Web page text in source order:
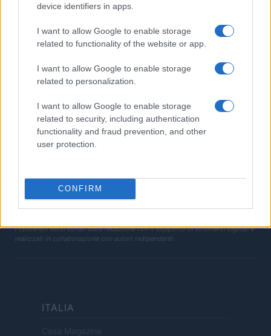
device identifiers in apps.
I want to allow Google to enable storage
related to functionality of the website or app.
I want to allow Google to enable storage
related to personalization.
I want to allow Google to enable storage
related to security, including authentication
functionality and fraud prevention, and other
user protection.
CONFIRM
Chi siamo
Ultime notizie
Contattaci
Cookie Policy
Privacy Policy
Trattamento dati
Copyright © 2026 · Edito da AdHub Media — Italia
Tutti i diritti riservati
I contenuti sono curati dalla redazione con il supporto di strumenti digitali e
realizzati in collaborazione con autori indipendenti.
ITALIA
Casa Magazine